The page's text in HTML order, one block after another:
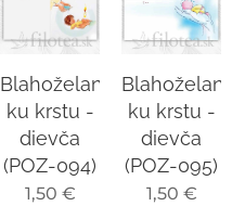
Blahoželanie
ku krstu -
dievča
(POZ-094)
1,50 €
ku krstu -
dievča
(POZ-095)
1,50 €